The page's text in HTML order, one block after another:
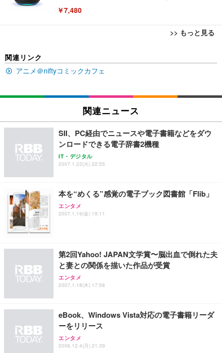
￥7,480
>> もっと見る
い 跳ね上げ式アームレスト コンパクト 約105度ロッ
キング pc 事務椅子 360度回転 座面昇降 強化ナイロ
SIHOO B100 オフィスチェア／デスクチェア メッシ
ュチェア 人間工学 疲れない ブラック
￥27,999
Sezlife オフィスチェア デスクチェア 疲れない テレ
レスト 3Dヘッドレスト ハンガー付き 高反発クッシ
ョン PCチェア 通気性メッシュ ゲーミング/勉強/事
務用 おしゃれ パソコンチェア (ブラック)
￥7,680
レスト 3Dヘッドレスト ハンガー付き 高反発クッシ
ョン PCチェア 通気性メッシュ ゲーミング/勉強/事
務用 おしゃれ パソコンチェア (ホワイト)
￥7,680
ANDWINT オフィスチェア デスクチェア 肘なし メ
ト 幅52×奥行58.5×高さ84～96cm テレワーク 在宅
勤務 ブラック
￥4,139
EV3240X-WT | 31.5型4K UHD・USB Type-C・ホワ
イト
EIZO ビジネス向けプレミアムモニター | FlexScan
EV2740X-WT | 27.0型4K UHD・USB Type-C・ホワ
￥109,572
￥49,979
応 ComfortView ビジネス向け
￥15,800
【MiniLED/24.5inch/280Hz/FHD】GRAPHT THE S
像低減 (3年保証 | 輝点保証 | 日本メーカー)
￥34,980
回使い捨て 無香料 ホワイト 300枚
Amazonベーシック ペットシーツ 厚型 ワイド 42枚
x2袋(84枚) ホワイト(吸収面:ライトブルー)
￥3,234
￥1,800
￥3,670
アイリスオーヤマ ペットシーツ 超厚型 お徳用 レギ
￥3,731
関連リンク
アニメ＠niftyコミックカフェ
関連ニュース
SII、PC経由でニュースや電子書籍などをダウ
ンロードできる電子辞書2機種
IT・デジタル
2007.1.23(火) 22:55
本を“めくる”感覚の電子ブック図書館「Flib」
エンタメ
2007.1.19(金) 19:11
第2回Yahoo! JAPAN文学賞〜脳出血で倒れた夫
と妻との関係を描いた作品が受賞
エンタメ
2007.1.18(木) 17:58
eBook、Windows Vista対応の電子書籍リーダ
ーをリリース
エンタメ
2006.12.4(月) 21:39